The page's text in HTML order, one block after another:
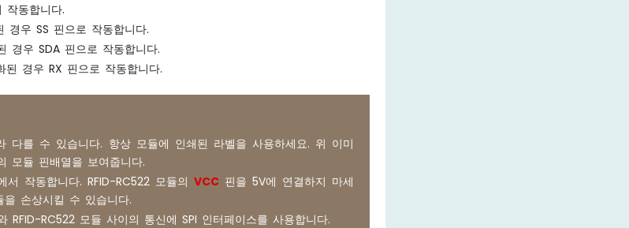
작동합니다.
경우 SS 핀으로 작동합니다.
경우 SDA 핀으로 작동합니다.
된 경우 RX 핀으로 작동합니다.
다를 수 있습니다. 항상 모듈에 인쇄된 라벨을 사용하세요. 위 이미
모듈 핀배열을 보여줍니다.
서 작동합니다. RFID-RC522 모듈의 VCC핀을 5V에 연결하지 마세
을 손상시킬 수 있습니다.
RFID-RC522 모듈 사이의 통신에 SPI 인터페이스를 사용합니다.